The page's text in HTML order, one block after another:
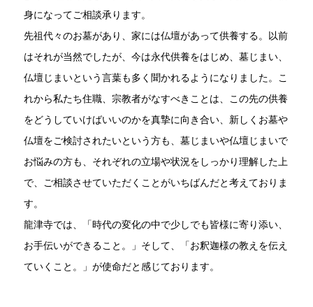
身になってご相談承ります。
先祖代々のお墓があり、家には仏壇があって供養する。以前
はそれが当然でしたが、今は永代供養をはじめ、墓じまい、
仏壇じまいという言葉も多く聞かれるようになりました。こ
れから私たち住職、宗教者がなすべきことは、この先の供養
をどうしていけばいいのかを真摯に向き合い、新しくお墓や
仏壇をご検討されたいという方も、墓じまいや仏壇じまいで
お悩みの方も、それぞれの立場や状況をしっかり理解した上
で、ご相談させていただくことがいちばんだと考えておりま
す。
龍津寺では、「時代の変化の中で少しでも皆様に寄り添い、
お手伝いができること。」そして、「お釈迦様の教えを伝え
ていくこと。」が使命だと感じております。